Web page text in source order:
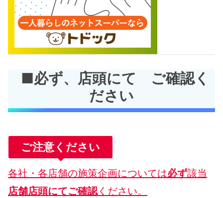
■必ず、店頭にて ご確認く
ださい
ご注意ください
各社・各店舗の施策企画については必ず該当
店舗店頭にてご確認ください。